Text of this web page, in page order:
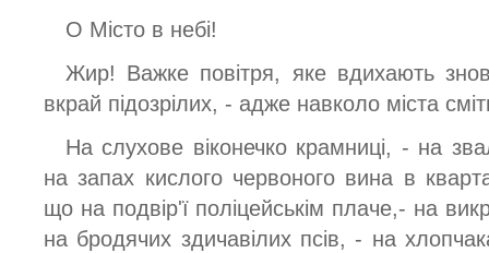
О Місто в небі!
Жир! Важке повітря, яке вдихають
вкрай підозрілих, - адже навколо міста
На слухове віконечко крамниці, - на
на запах кислого червоного вина в
що на подвір'ї поліцейськім плаче,- на
на бродячих здичавілих псів, - на